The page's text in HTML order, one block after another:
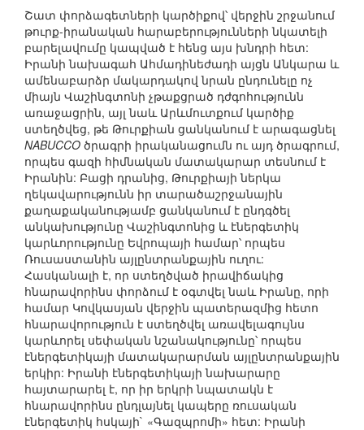
Շատ փորձագետների կարծիքով՝ վերջին շրջանում
թուրք-իրանական հարաբերությունների նկատելի
բարելավումը կապված է հենց այս խնդրի հետ:
Իրանի նախագահ Ահմադինեժադի այցն Անկարա և
ամենաբարձր մակարդակով նրան ընդունելը ոչ
միայն Վաշինգտոնի չթաքցրած դժգոհությունն
առաջացրին, այլ նաև Արևմուտքում կարծիք
ստեղծվեց, թե Թուրքիան ցանկանում է արագացնել
NABUCCO ծրագրի իրականացումն ու այդ ծրագրում,
որպես գազի հիմնական մատակարար տեսնում է
Իրանին: Բացի դրանից, Թուրքիայի ներկա
ղեկավարությունն իր տարածաշրջանային
քաղաքականությամբ ցանկանում է ընդգծել
անկախությունը Վաշինգտոնից և էներգետիկ
կարևորությունը Եվրոպայի համար՝ որպես
Ռուսաստանին այլընտրանքային ուղու:
Հասկանալի է, որ ստեղծված իրավիճակից
հնարավորինս փորձում է օգտվել նաև Իրանը, որի
համար Կովկասյան վերջին պատերազմից հետո
հնարավորություն է ստեղծվել առավելագույնս
կարևորել սեփական նշանակությունը՝ որպես
էներգետիկայի մատակարարման այլընտրանքային
երկիր: Իրանի էներգետիկայի նախարարը
հայտարարել է, որ իր երկրի նպատակն է
հնարավորինս ընդլայնել կապերը ռուսական
էներգետիկ հսկայի` «Գազպրոմի» հետ: Իրանի